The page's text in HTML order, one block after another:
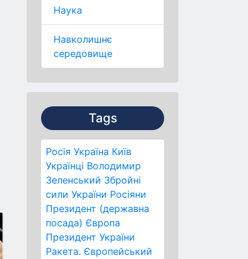
Наука
Навколишнє
середовище
Tags
Росія Україна Київ
Українці Володимир
Зеленський Збройні
сили України Росіяни
Президент (державна
посада) Європа
Президент України
Ракета. Європейський